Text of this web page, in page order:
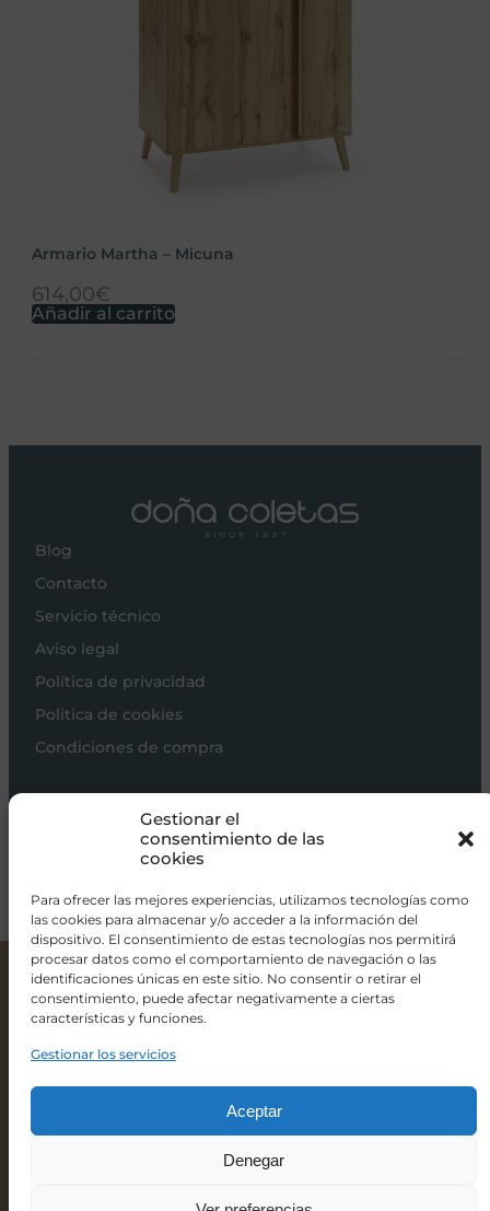
Gestionar el
consentimiento de las
cookies
Para ofrecer las mejores experiencias, utilizamos tecnologías como
las cookies para almacenar y/o acceder a la información del
dispositivo. El consentimiento de estas tecnologías nos permitirá
procesar datos como el comportamiento de navegación o las
identificaciones únicas en este sitio. No consentir o retirar el
consentimiento, puede afectar negativamente a ciertas
características y funciones.
Gestionar los servicios
Aceptar
Denegar
Mecedora de Lactancia Nanny Micuna
484,00€ - 579,00€
Color Balancín
Armario Martha – Micuna
614,00€
Añadir al carrito
Blog
Contacto
Servicio técnico
Aviso legal
Política de privacidad
Política de cookies
Condiciones de compra
Carros de bebé
Sillas de paseo
Alimentación
Hogar
Viajar
info@donacoletas.com
+34 91 626 62 75
Accesorios para bebés en Las Rozas